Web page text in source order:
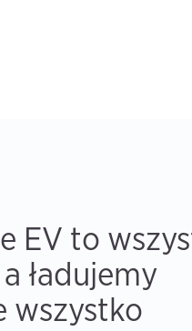
EV to
ładujemy
wszystko